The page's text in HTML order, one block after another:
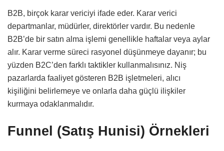
B2B, birçok karar vericiyi ifade eder. Karar verici
departmanlar, müdürler, direktörler vardır. Bu nedenle
B2B’de bir satın alma işlemi genellikle haftalar veya aylar
alır. Karar verme süreci rasyonel düşünmeye dayanır; bu
yüzden B2C’den farklı taktikler kullanmalısınız. Niş
pazarlarda faaliyet gösteren B2B işletmeleri, alıcı
kişiliğini belirlemeye ve onlarla daha güçlü ilişkiler
kurmaya odaklanmalıdır.
Funnel (Satış Hunisi) Örnekleri